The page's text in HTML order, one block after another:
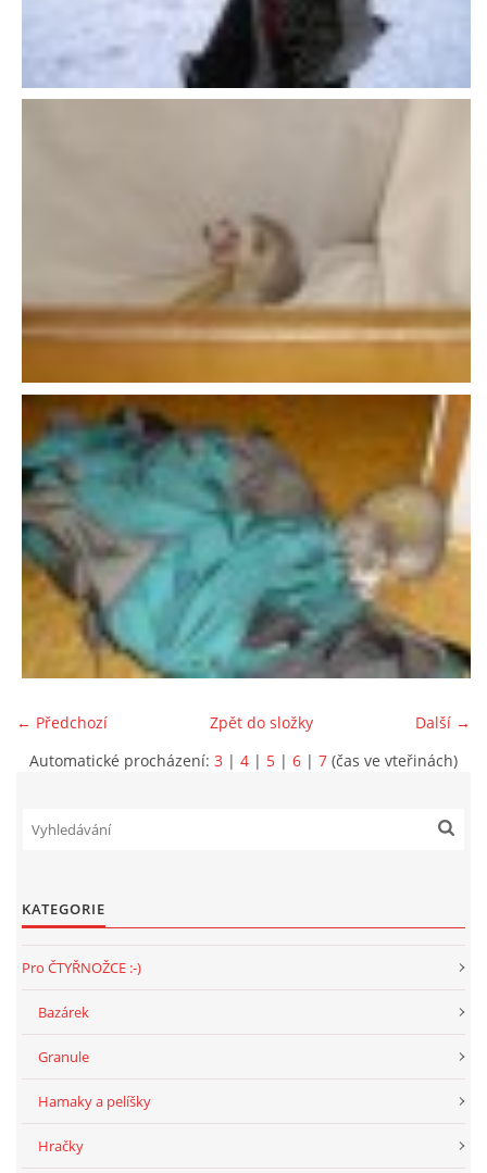
JAK NÁM POMOCI - POMÁHAJÍ NÁM :-)
294 25 Katusice
602 692 130
info@fretkyboleslav.cz
© 2026 eStránky.cz |RSS|WebSlice |Tisk|Aktualizováno: 1. 8. 2026|
← Předchozí Další →
Zpět do složky
Automatické procházení: 3 | 4 | 5 | 6 | 7 (čas ve vteřinách)
KATEGORIE
Pro ČTYŘNOŽCE :-)
Bazárek
Granule
Hamaky a pelíšky
Hračky